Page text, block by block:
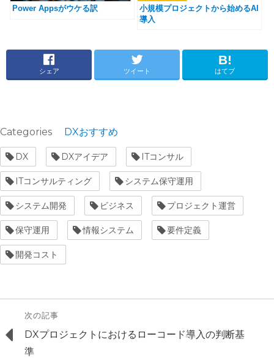
Power Appsがウケる訳
小規模プロジェクトから始めるAI
導入
シェア ツイート はてブ
Categories DXおすすめ
TagsDX DXアイデア ITコンサル
ITコンサルティング システム保守運用
システム開発 ビジネス プロジェクト運営
保守運用 情報システム 要件定義
開発コスト
稿
次の記事
Previous
post:
DXプロジェクトにおけるローコード導入の判断基
準